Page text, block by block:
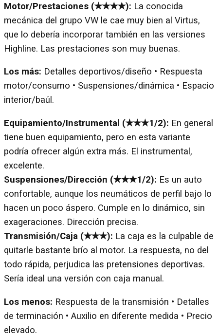
Motor/Prestaciones (✭✭✭✭): La conocida
mecánica del grupo VW le cae muy bien al Virtus,
que lo debería incorporar también en las versiones
Highline. Las prestaciones son muy buenas.
Los más: Detalles deportivos/diseño • Respuesta
motor/consumo • Suspensiones/dinámica • Espacio
interior/baúl.
Equipamiento/Instrumental (✭✭✭1/2): En general
tiene buen equipamiento, pero en esta variante
podría ofrecer algún extra más. El instrumental,
excelente.
Suspensiones/Dirección (✭✭✭1/2): Es un auto
confortable, aunque los neumáticos de perfil bajo lo
hacen un poco áspero. Cumple en lo dinámico, sin
exageraciones. Dirección precisa.
Transmisión/Caja (✭✭✭): La caja es la culpable de
quitarle bastante brío al motor. La respuesta, no del
todo rápida, perjudica las pretensiones deportivas.
Sería ideal una versión con caja manual.
Los menos: Respuesta de la transmisión • Detalles
de terminación • Auxilio en diferente medida • Precio
elevado.